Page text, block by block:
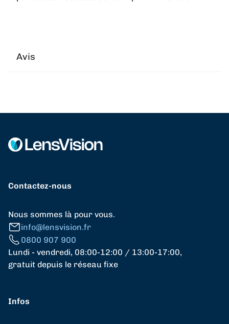
Avis
Contactez-nous
Nous sommes là pour vous.
info@lensvision.fr
0800 907 900
Lundi - vendredi, 08:00-12:00 / 13:00-17:00,
gratuit depuis le réseau fixe
Infos